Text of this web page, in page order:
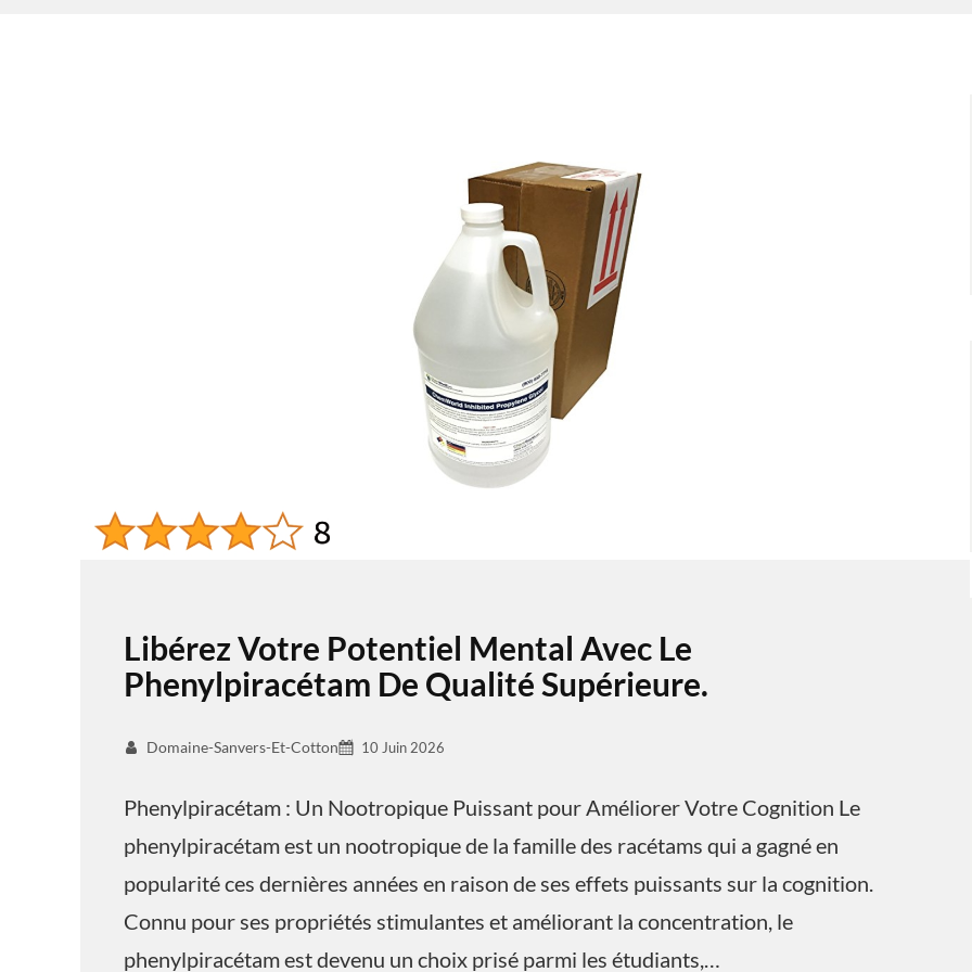
Libérez Votre Potentiel Mental Avec Le
Phenylpiracétam De Qualité Supérieure.
Domaine-Sanvers-Et-Cotton 10 Juin 2026
Phenylpiracétam : Un Nootropique Puissant pour Améliorer Votre Cognition Le
phenylpiracétam est un nootropique de la famille des racétams qui a gagné en
popularité ces dernières années en raison de ses effets puissants sur la cognition.
Connu pour ses propriétés stimulantes et améliorant la concentration, le
phenylpiracétam est devenu un choix prisé parmi les étudiants,…